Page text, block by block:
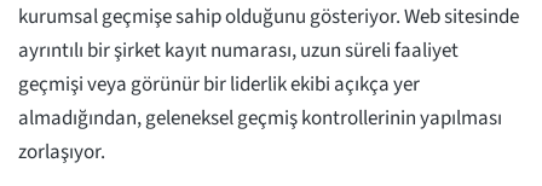
kurumsal geçmişe sahip olduğunu gösteriyor. Web sitesinde
ayrıntılı bir şirket kayıt numarası, uzun süreli faaliyet
geçmişi veya görünür bir liderlik ekibi açıkça yer
almadığından, geleneksel geçmiş kontrollerinin yapılması
zorlaşıyor.